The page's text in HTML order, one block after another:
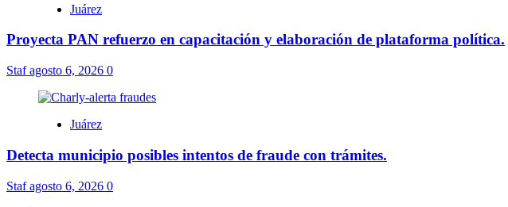
Juárez
Proyecta PAN refuerzo en capacitación y elaboración de plataforma política.
Stafagosto 6, 2026 0
Juárez
Detecta municipio posibles intentos de fraude con trámites.
Stafagosto 6, 2026 0